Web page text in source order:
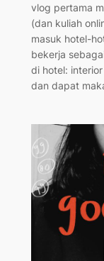
vlog pertama
(dan kuliah
masuk hotel-
bekerja
di hotel:
dan dapat